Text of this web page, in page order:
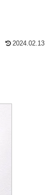
2024.02.13